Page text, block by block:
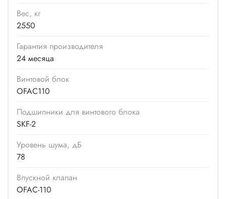
Вес, кг
2550
Гарантия производителя
24 месяца
Винтовой блок
OFAC110
Подшипники для винтового блока
SKF-2
Уровень шума, дБ
78
Впускной клапан
OFAC-110